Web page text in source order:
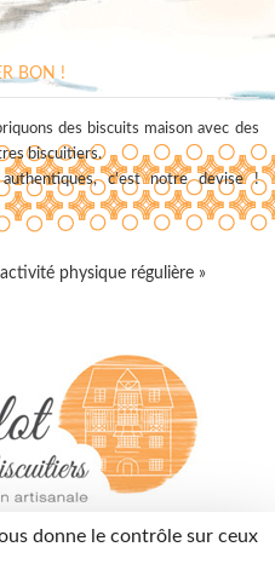
BON !
des biscuits maison avec des
biscuitiers.
c'est notre devise !
physique régulière »
01 10
donne le contrôle sur ceux